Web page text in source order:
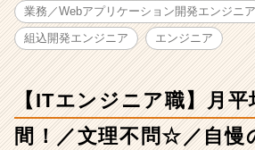
残
業
5.5
／
文
理
業務／Webアプリケーション開発エンジニア
組込開発エンジニア エンジニア
【ITエンジニア職】月
間！／文理不問☆／自慢